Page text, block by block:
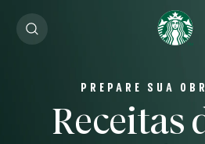
PREPARE SUA
Receitas